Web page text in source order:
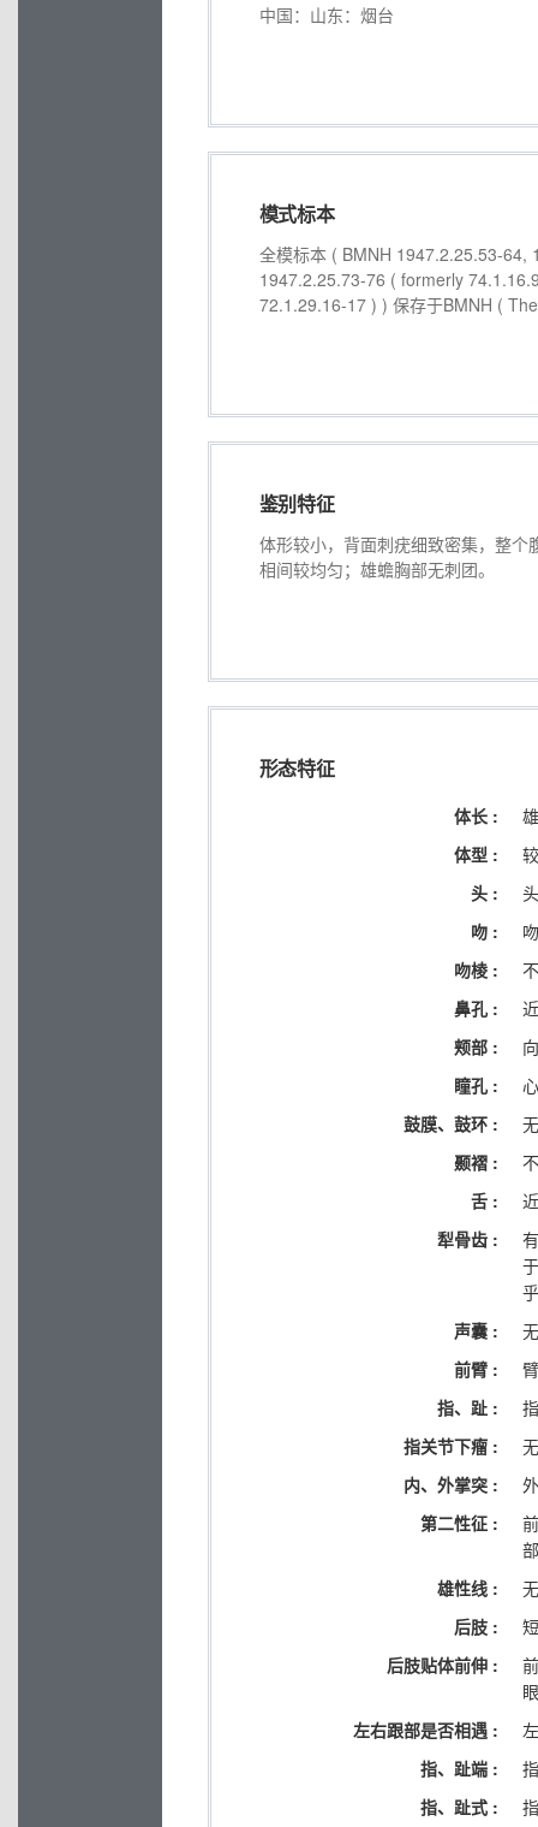
中国：山东：烟台
模式标本
全模标本 ( BMNH 1947.2.25.53-
1947.2.25.73-76 ( formerly
72.1.29.16-17 ) ) 保存于BMNH (
鉴别特征
体形较小，背面刺疣细致密集，整
相间较均匀；雄蟾胸部无刺团。
形态特征
体长 :
体型 :
头 :
吻 :
吻棱 :
鼻孔 :
颊部 :
瞳孔 :
鼓膜、鼓环 :
颞褶 :
舌 :
犁骨齿 :
声囊 :
前臂 :
指、趾 :
指关节下瘤 :
内、外掌突 :
第二性征 :
雄性线 :
后肢 :
后肢贴体前伸 :
左右跟部是否相遇 :
指、趾端 :
指、趾式 :